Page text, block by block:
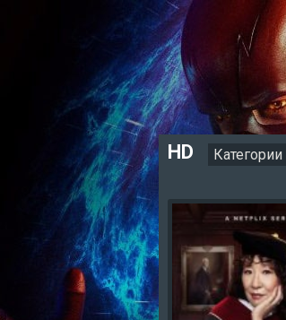
HD Категории